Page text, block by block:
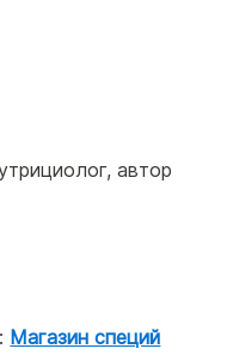
автор
Магазин специй